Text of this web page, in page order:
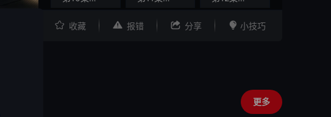
 收藏  报错  分享  小技巧
更多